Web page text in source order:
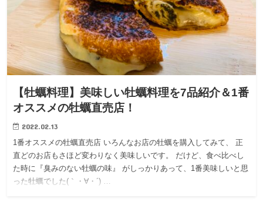
【牡蠣料理】美味しい牡蠣料理を7品紹介＆1番
オススメの牡蠣直売店！
2022.02.13
1番オススメの牡蠣直売店 いろんなお店の牡蠣を購入してみて、 正
直どのお店もさほど変わりなく美味しいです。 だけど、食べ比べし
た時に『臭みのない牡蠣の味』 がしっかりあって、1番美味しいと思
った牡蠣でした(｀・∀・´) …